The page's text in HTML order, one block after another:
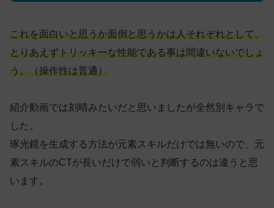
これを面白いと思うか面倒と思うかは人それぞれとして、
とりあえずトリッキーな性能である事は間違いないでしょ
う。（操作性は普通）
紹介動画では刻晴みたいだと思いましたが全然別キャラで
した。
琢光鏡を生成する方法が元素スキルだけでは無いので、元
素スキルのCTが長いだけで弱いと判断するのは違うと思
います。